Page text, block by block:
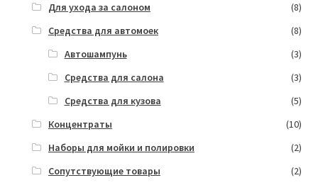
Для ухода за салоном
(8)
Средства для автомоек
(8)
Автошампунь
(3)
Средства для салона
(3)
Средства для кузова
(5)
Концентраты
(10)
Наборы для мойки и полировки
(2)
Сопутствующие товары
(2)